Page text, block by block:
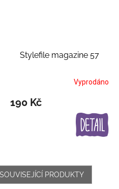
Stylefile magazine 57
Vyprodáno
190 Kč
PRODUKTY